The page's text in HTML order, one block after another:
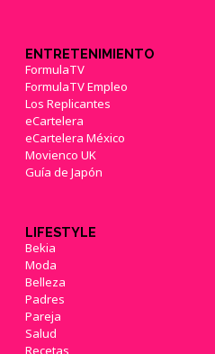
ENTRETENIMIENTO
FormulaTV
FormulaTV Empleo
Los Replicantes
eCartelera
eCartelera México
Movienco UK
Guía de Japón
LIFESTYLE
Bekia
Moda
Belleza
Padres
Pareja
Salud
Recetas